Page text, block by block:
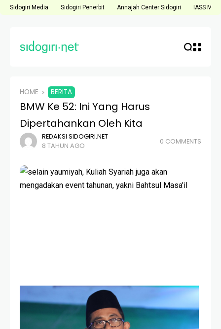
Sidogiri Media Sidogiri Penerbit Annajah Center Sidogiri IASS
HOME BERITA
BMW Ke 52: Ini Yang Harus
Dipertahankan Oleh Kita
REDAKSI SIDOGIRI.NET
8 TAHUN AGO
0 COMMENTS